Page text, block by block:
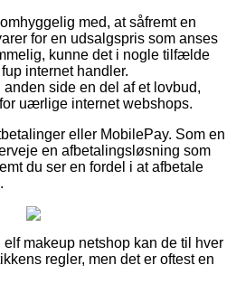
med, at såfremt en
for en udsalgspris som anses
kunne det i nogle tilfælde
internet handler.
side en del af et lovbud,
uærlige internet webshops.
eller MobilePay. Som en
en afbetalingsløsning som
du ser en fordel i at afbetale
makeup netshop kan de til hver
regler, men det er oftest en